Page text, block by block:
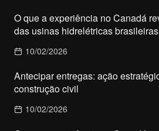
O que a experiência no Canadá
das usinas hidrelétricas brasileiras
10/02/2026
Antecipar entregas: ação
construção civil
10/02/2026